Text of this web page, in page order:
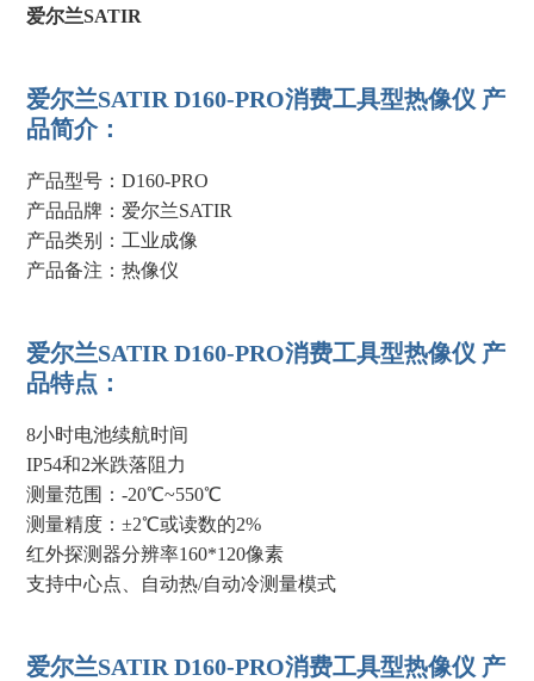
爱尔兰SATIR
爱尔兰SATIR D160-PRO消费工具型热像仪 产
品简介：
产品型号：D160-PRO
产品品牌：爱尔兰SATIR
产品类别：工业成像
产品备注：热像仪
爱尔兰SATIR D160-PRO消费工具型热像仪 产
品特点：
8小时电池续航时间
IP54和2米跌落阻力
测量范围：-20℃~550℃
测量精度：±2℃或读数的2%
红外探测器分辨率160*120像素
支持中心点、自动热/自动冷测量模式
爱尔兰SATIR D160-PRO消费工具型热像仪 产